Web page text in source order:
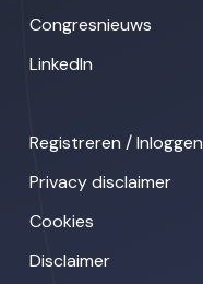
Congresnieuws
LinkedIn
Registreren / Inloggen
Privacy disclaimer
Cookies
Disclaimer